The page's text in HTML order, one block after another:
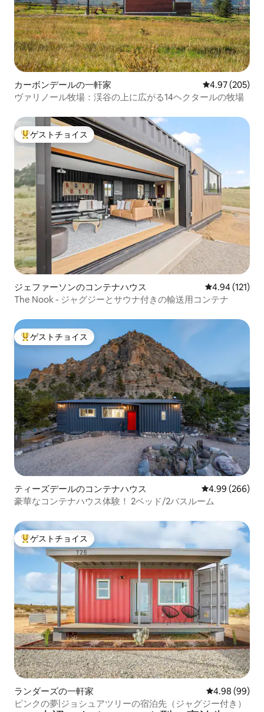
カーボンデールの一軒家 レビュー205
4.97 (205)
ヴァリノール牧場：渓谷の上に広がる14ヘクタールの牧場
大好評のゲストチョイスです。
ゲストチョイス
ジェファーソンのコンテナハウス レビュー121
4.94 (121)
The Nook - ジャグジーとサウナ付きの輸送用コンテナ
大好評のゲストチョイスです。
ゲストチョイス
ティーズデールのコンテナハウス レビュー266
4.99 (266)
豪華なコンテナハウス体験！ 2ベッド/2バスルーム
大好評のゲストチョイスです。
ゲストチョイス
ランダーズの一軒家 レビュー99件
4.98 (99)
ピンクの夢|ジョシュアツリーの宿泊先（ジャグジー付き）